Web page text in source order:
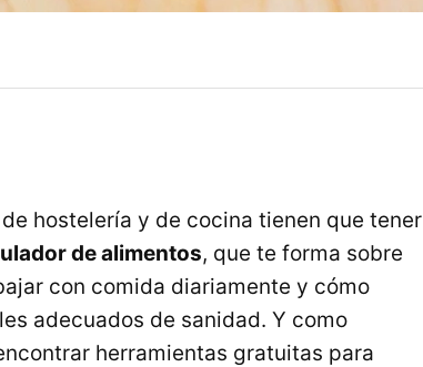
hostelería y de cocina tienen que tener
de alimentos, que te forma sobre
con comida diariamente y cómo
adecuados de sanidad. Y como
herramientas gratuitas para